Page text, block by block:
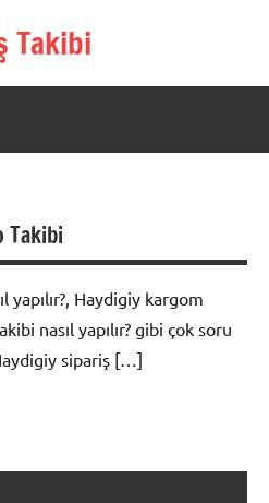
Takibi
Takibi
yapılır?, Haydigiy kargom
nasıl yapılır? gibi çok soru
sipariş […]